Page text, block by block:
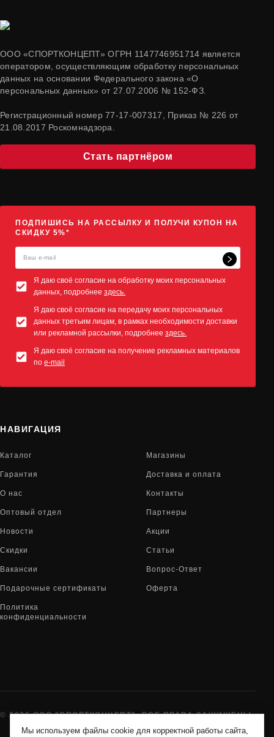
ООО «СПОРТКОНЦЕПТ» ОГРН 1147746951714 является
оператором, осуществляющим обработку персональных
данных на основании Федерального закона «О
персональных данных» от 27.07.2006 № 152-ФЗ.
Регистрационный номер 77-17-007317, Приказ № 226 от
21.08.2017 Роскомнадзора.
Стать партнёром
ПОДПИШИСЬ НА РАССЫЛКУ И ПОЛУЧИ КУПОН НА
СКИДКУ 5%*
Я даю своё согласие на обработку моих персональных
данных, подробнее здесь.
Я даю своё согласие на передачу моих персональных
данных третьим лицам, в рамках необходимости доставки
или рекламной рассылки, подробнее здесь.
Я даю своё согласие на получение рекламных материалов
по e-mail
НАВИГАЦИЯ
Каталог Магазины
Гарантия Доставка и оплата
О нас Контакты
Оптовый отдел Партнеры
Новости Акции
Скидки Статьи
Вакансии Вопрос-Ответ
Подарочные сертификаты Оферта
Политика
конфиденциальности
© 2026 ООО "СПОРТКОНЦЕПТ". ВСЕ ПРАВА ЗАЩИЩЕНЫ
Мы используем файлы cookie для корректной работы сайта,